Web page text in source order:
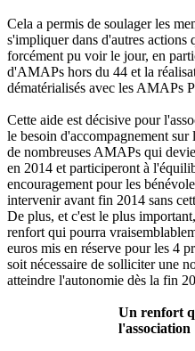
Cela a permis de soulager les
s'impliquer dans d'autres actions
forcément pu voir le jour, en
d'AMAPs hors du 44 et la
dématérialisés avec les AMAPs
Cette aide est décisive pour
le besoin d'accompagnement
de nombreuses AMAPs qui
en 2014 et participeront à
encouragement pour les
intervenir avant fin 2014 sans
De plus, et c'est le plus
renfort qui pourra
euros mis en réserve pour les 4
soit nécessaire de solliciter une
atteindre l'autonomie dès la fin
Un renfort
l'association